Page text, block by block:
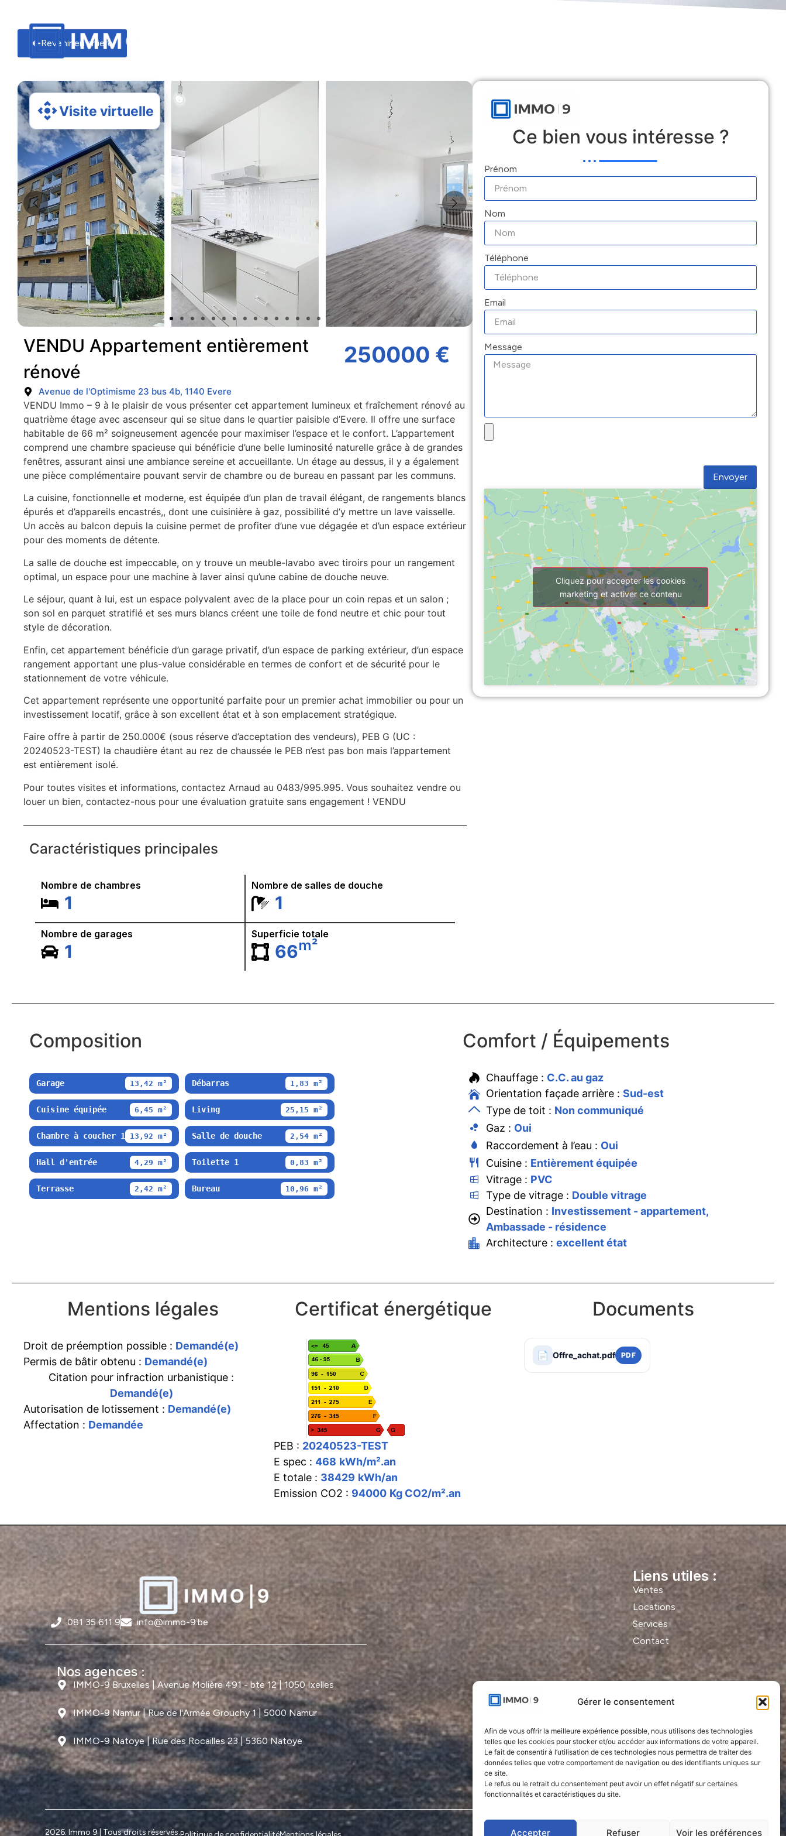
Gérer le consentement
Afin de vous offrir la meilleure expérience possible, nous utilisons des technologies
telles que les cookies pour stocker et/ou accéder aux informations de votre appareil.
Le fait de consentir à l’utilisation de ces technologies nous permettra de traiter des
données telles que votre comportement de navigation ou des identifiants uniques sur
ce site.
Le refus ou le retrait du consentement peut avoir un effet négatif sur certaines
fonctionnalités et caractéristiques du site.
Accepter Refuser Voir les préférences
Revenir en arriere
Visite virtuelle
VENDU Appartement entièrement
rénové
Avenue de l'Optimisme 23 bus 4b, 1140 Evere
250000 €
VENDU Immo – 9 à le plaisir de vous présenter cet appartement lumineux et fraîchement rénové au
quatrième étage avec ascenseur qui se situe dans le quartier paisible d’Evere. Il offre une surface
habitable de 66 m² soigneusement agencée pour maximiser l’espace et le confort. L’appartement
comprend une chambre spacieuse qui bénéficie d’une belle luminosité naturelle grâce à de grandes
fenêtres, assurant ainsi une ambiance sereine et accueillante. Un étage au dessus, il y a également
une pièce complémentaire pouvant servir de chambre ou de bureau en passant par les communs.
La cuisine, fonctionnelle et moderne, est équipée d’un plan de travail élégant, de rangements blancs
épurés et d’appareils encastrés,, dont une cuisinière à gaz, possibilité d’y mettre un lave vaisselle.
Un accès au balcon depuis la cuisine permet de profiter d’une vue dégagée et d’un espace extérieur
pour des moments de détente.
La salle de douche est impeccable, on y trouve un meuble-lavabo avec tiroirs pour un rangement
optimal, un espace pour une machine à laver ainsi qu’une cabine de douche neuve.
Le séjour, quant à lui, est un espace polyvalent avec de la place pour un coin repas et un salon ;
son sol en parquet stratifié et ses murs blancs créent une toile de fond neutre et chic pour tout
style de décoration.
Enfin, cet appartement bénéficie d’un garage privatif, d’un espace de parking extérieur, d’un espace
rangement apportant une plus-value considérable en termes de confort et de sécurité pour le
stationnement de votre véhicule.
Cet appartement représente une opportunité parfaite pour un premier achat immobilier ou pour un
investissement locatif, grâce à son excellent état et à son emplacement stratégique.
Faire offre à partir de 250.000€ (sous réserve d’acceptation des vendeurs), PEB G (UC :
20240523-TEST) la chaudière étant au rez de chaussée le PEB n’est pas bon mais l’appartement
est entièrement isolé.
Pour toutes visites et informations, contactez Arnaud au 0483/995.995. Vous souhaitez vendre ou
louer un bien, contactez-nous pour une évaluation gratuite sans engagement ! VENDU
Caractéristiques principales
Nombre de chambres
1
Nombre de salles de douche
1
Nombre de garages
1
Superficie totale
66m²
Ce bien vous intéresse ?
Prénom
Nom
Téléphone
Email
Message
Envoyer
Cliquez pour accepter les cookies
marketing et activer ce contenu
Composition
Garage 13,42 m² Débarras 1,83 m²
Cuisine équipée 6,45 m² Living 25,15 m²
Chambre à coucher 1 13,92 m² Salle de douche 2,54 m²
Hall d'entrée 4,29 m² Toilette 1 0,83 m²
Terrasse 2,42 m² Bureau 10,96 m²
Comfort / Équipements
Chauffage : C.C. au gaz
Orientation façade arrière : Sud-est
Type de toit : Non communiqué
Gaz : Oui
Raccordement à l’eau : Oui
Cuisine : Entièrement équipée
Vitrage : PVC
Type de vitrage : Double vitrage
Destination : Investissement - appartement,
Ambassade - résidence
Architecture : excellent état
Mentions légales
Droit de préemption possible : Demandé(e)
Permis de bâtir obtenu : Demandé(e)
Citation pour infraction urbanistique :
Demandé(e)
Autorisation de lotissement : Demandé(e)
Affectation : Demandée
Certificat énergétique
PEB : 20240523-TEST
E spec : 468 kWh/m².an
E totale : 38429 kWh/an
Emission CO2 : 94000 Kg CO2/m².an
Documents
📄 Offre_achat.pdf PDF
081 35 611 9 info@immo-9.be
Nos agences :
IMMO-9 Bruxelles | Avenue Molière 491 - bte 12 | 1050 Ixelles
IMMO-9 Namur | Rue de l'Armée Grouchy 1 | 5000 Namur
IMMO-9 Natoye | Rue des Rocailles 23 | 5360 Natoye
Liens utiles :
Ventes
Locations
Services
Contact
2026. Immo 9 | Tous droits réservés.